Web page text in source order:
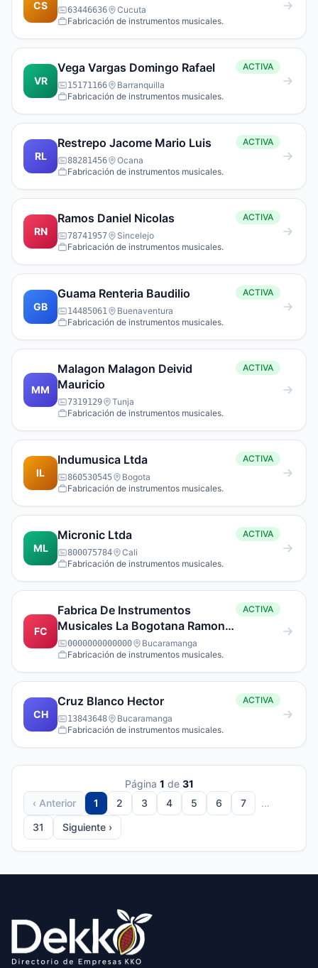
CS 63446636
Cucuta
Fabricación de instrumentos musicales.
VR
Vega Vargas Domingo Rafael ACTIVA
15171166
Barranquilla
Fabricación de instrumentos musicales.
RL
Restrepo Jacome Mario Luis ACTIVA
88281456
Ocana
Fabricación de instrumentos musicales.
RN
Ramos Daniel Nicolas ACTIVA
78741957
Sincelejo
Fabricación de instrumentos musicales.
GB
Guama Renteria Baudilio ACTIVA
14485061
Buenaventura
Fabricación de instrumentos musicales.
MM
Malagon Malagon Deivid
Mauricio
ACTIVA
7319129
Tunja
Fabricación de instrumentos musicales.
IL
Indumusica Ltda ACTIVA
860530545
Bogota
Fabricación de instrumentos musicales.
ML
Micronic Ltda ACTIVA
800075784
Cali
Fabricación de instrumentos musicales.
FC
Fabrica De Instrumentos
Musicales La Bogotana Ramon
Nonato Navarro Y Compania
ACTIVA
0000000000000
Bucaramanga
Fabricación de instrumentos musicales.
CH
Cruz Blanco Hector ACTIVA
13843648
Bucaramanga
Fabricación de instrumentos musicales.
Página 1 de 31
‹ Anterior
1 2 3 4 5 6 7
…
31
Siguiente ›